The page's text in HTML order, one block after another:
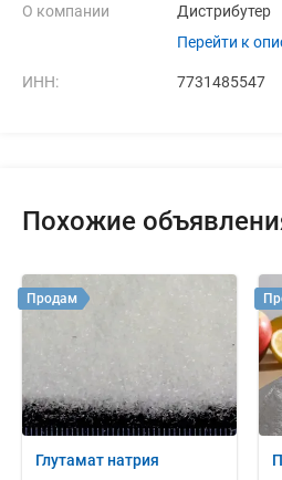
О компании
Дистрибутер
Перейти к
ИНН: 7731485547
Похожие
Глутамат натрия
Продам